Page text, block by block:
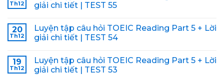
Th12
giải chi tiết | TEST 55
20
Th12
Luyện tập câu hỏi TOEIC Reading Part 5 + Lời
giải chi tiết | TEST 54
19
Th12
Luyện tập câu hỏi TOEIC Reading Part 5 + Lời
giải chi tiết | TEST 53